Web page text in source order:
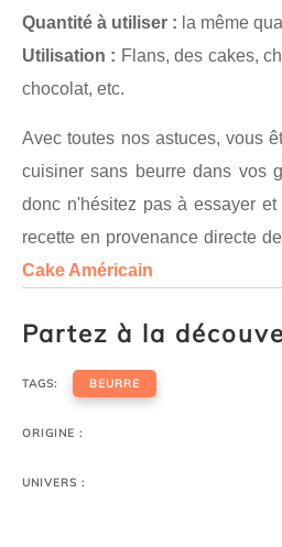
Quantité à utiliser : la même
Utilisation : Flans, des cakes,
chocolat, etc.
Avec toutes nos astuces, vous
cuisiner sans beurre dans vos
donc n'hésitez pas à essayer
recette en provenance directe
Cake Américain
Partez à la
TAGS: BEURRE
ORIGINE :
UNIVERS :